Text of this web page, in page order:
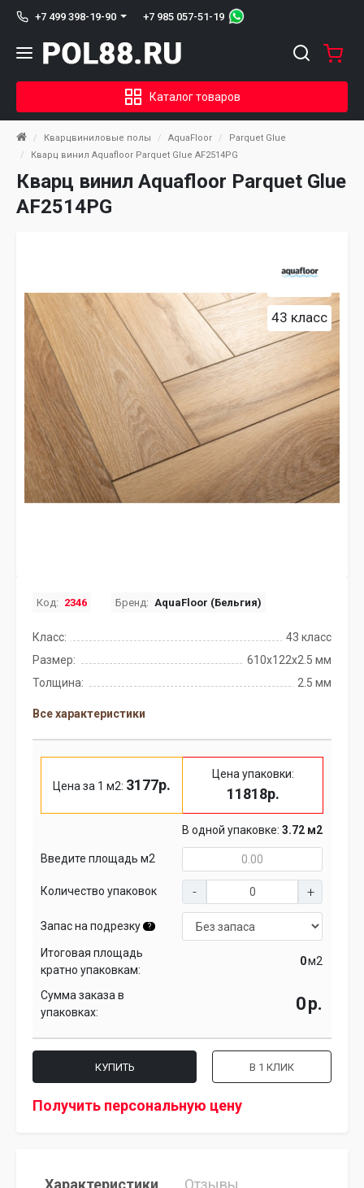
+7 499 398-19-90 +7 985 057-51-19
Каталог товаров
Кварцвиниловые полы AquaFloor
Parquet Glue
Кварц винил Aquafloor Parquet Glue AF2514PG
Кварц винил Aquafloor Parquet Glue
AF2514PG
43 класс
Код: 2346 Бренд: AquaFloor (Бельгия)
Класс:
43 класс
Размер:
610х122х2.5 мм
Толщина:
2.5 мм
Все характеристики
Цена за 1 м2: 3177р.
Цена упаковки:
11818р.
В одной упаковке: 3.72 м2
Введите площадь м2
Количество упаковок
Запас на подрезку ?
Итоговая площадь
кратно упаковкам:
м2
Сумма заказа в
упаковках:
р.
КУПИТЬ В 1 КЛИК
Получить персональную цену
Характеристики Отзывы